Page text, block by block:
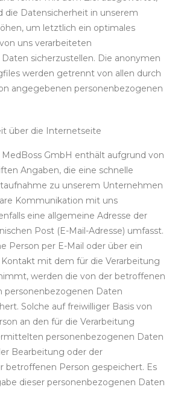
die Datensicherheit in unserem
um letztlich ein optimales
uns verarbeiteten
sicherzustellen. Die anonymen
werden getrennt von allen durch
angegebenen personenbezogenen
über die Internetseite
GmbH enthält aufgrund von
Angaben, die eine schnelle
zu unserem Unternehmen
Kommunikation mit uns
eine allgemeine Adresse der
Post (E-Mail-Adresse) umfasst.
Person per E-Mail oder über ein
mit dem für die Verarbeitung
werden die von der betroffenen
personenbezogenen Daten
Solche auf freiwilliger Basis von
an den für die Verarbeitung
personenbezogenen Daten
Bearbeitung oder der
betroffenen Person gespeichert. Es
dieser personenbezogenen Daten